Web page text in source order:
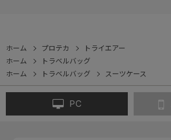
ホーム プロテカ
トライエアー
ホーム
トラベルバッグ
ホーム
トラベルバッグ スーツケース
PC